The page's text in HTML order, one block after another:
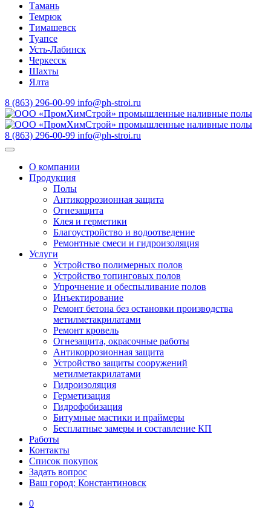
Тамань
Темрюк
Тимашевск
Туапсе
Усть-Лабинск
Черкесск
Шахты
Ялта
8 (863) 296-00-99 info@ph-stroi.ru
8 (863) 296-00-99 info@ph-stroi.ru
О компании
Продукция
Полы
Антикоррозионная защита
Огнезащита
Клея и герметики
Благоустройство и водоотведение
Ремонтные смеси и гидроизоляция
Услуги
Устройство полимерных полов
Устройство топинговых полов
Упрочнение и обеспыливание полов
Инъектирование
Ремонт бетона без остановки производства
метилметакрилатами
Ремонт кровель
Огнезащита, окрасочные работы
Антикоррозионная защита
Устройство защиты сооружений
метилметакрилатами
Гидроизоляция
Герметизация
Гидрофобизация
Битумные мастики и праймеры
Бесплатные замеры и составление КП
Работы
Контакты
Список покупок
Задать вопрос
Ваш город: Константиновск
0